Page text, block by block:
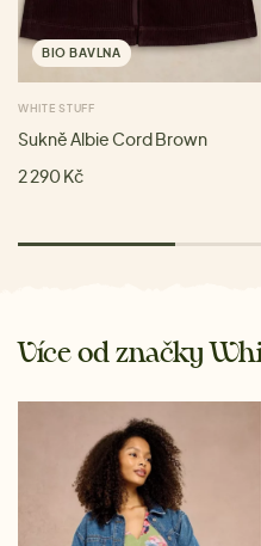
BIO BAVLNA
WHITE STUFF
Sukně Albie Cord Brown
2 290 Kč
Více od značky